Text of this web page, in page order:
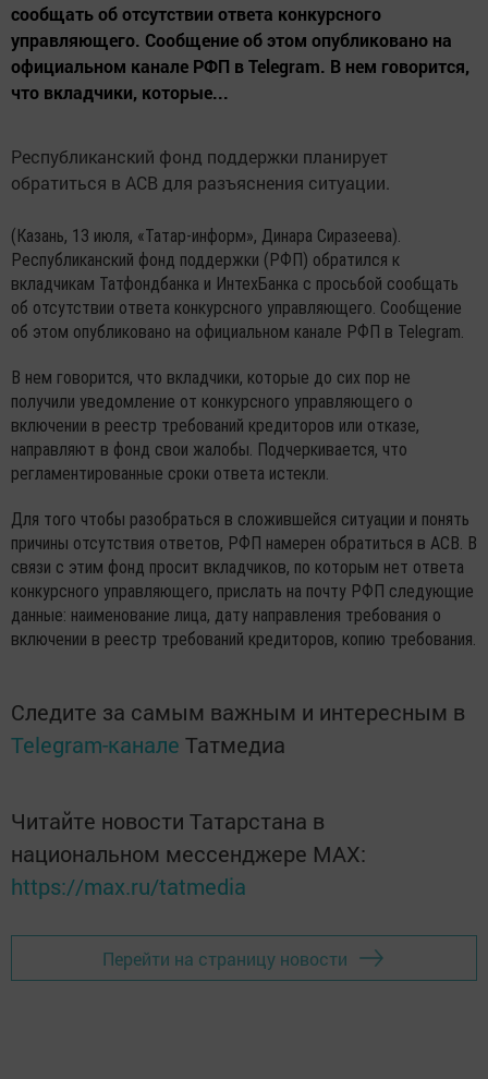
сообщать об отсутствии ответа конкурсного
управляющего. Сообщение об этом опубликовано на
официальном канале РФП в Telegram. В нем говорится,
что вкладчики, которые...
Республиканский фонд поддержки планирует
обратиться в АСВ для разъяснения ситуации.
(Казань, 13 июля, «Татар-информ», Динара Сиразеева).
Республиканский фонд поддержки (РФП) обратился к
вкладчикам Татфондбанка и ИнтехБанка с просьбой сообщать
об отсутствии ответа конкурсного управляющего. Сообщение
об этом опубликовано на официальном канале РФП в Telegram.
В нем говорится, что вкладчики, которые до сих пор не
получили уведомление от конкурсного управляющего о
включении в реестр требований кредиторов или отказе,
направляют в фонд свои жалобы. Подчеркивается, что
регламентированные сроки ответа истекли.
Для того чтобы разобраться в сложившейся ситуации и понять
причины отсутствия ответов, РФП намерен обратиться в АСВ. В
связи с этим фонд просит вкладчиков, по которым нет ответа
конкурсного управляющего, прислать на почту РФП следующие
данные: наименование лица, дату направления требования о
включении в реестр требований кредиторов, копию требования.
Следите за самым важным и интересным в
Telegram-канале Татмедиа
Читайте новости Татарстана в
национальном мессенджере MАХ:
https://max.ru/tatmedia
Перейти на страницу новости